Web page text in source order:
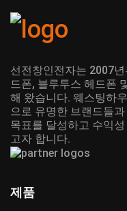
선전창인전자는 2007
드폰, 블루투스 헤드폰
해 왔습니다. 웨스팅하
으로 유명한 브랜드들
목표를 달성하고 수익
고자 합니다.
제품